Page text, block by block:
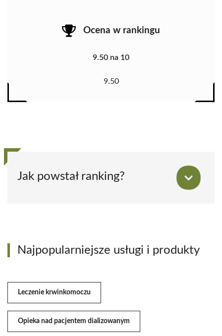
Ocena w rankingu
9.50 na 10
9.50
Jak powstał ranking?
Najpopularniejsze usługi i produkty
Leczenie krwinkomoczu
Opieka nad pacjentem dializowanym